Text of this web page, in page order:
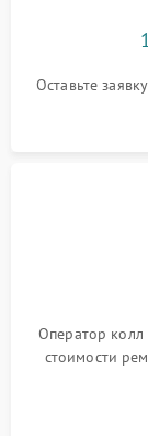
Не горит
Оставьте
Оператор колл
стоимости